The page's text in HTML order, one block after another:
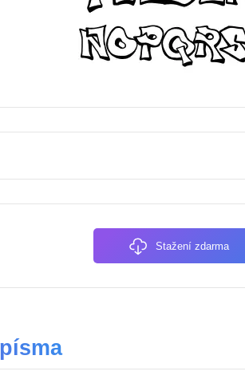
Stažení zdarma